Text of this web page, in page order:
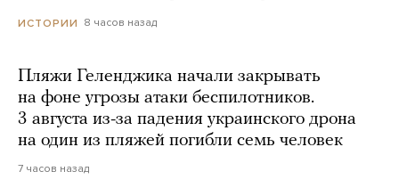
ИСТОРИИ 8 часов назад
Пляжи Геленджика начали закрывать
на фоне угрозы атаки беспилотников.
3 августа из-за падения украинского дрона
на один из пляжей погибли семь человек
7 часов назад